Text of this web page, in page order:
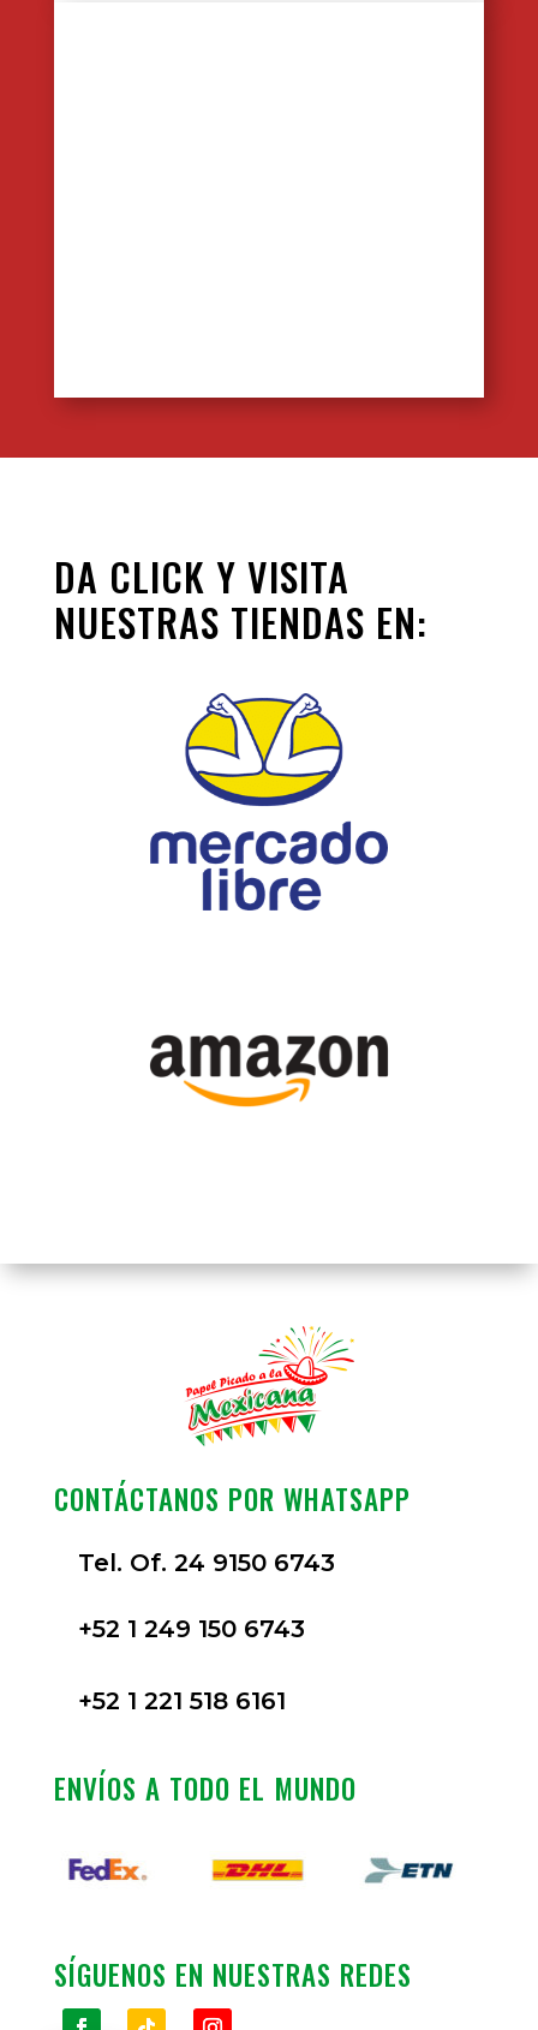
DA CLICK Y VISITA
NUESTRAS TIENDAS EN:
CONTÁCTANOS POR WHATSAPP
Tel. Of. 24 9150 6743
+52 1 249 150 6743
+52 1 221 518 6161
ENVÍOS A TODO EL MUNDO
SÍGUENOS EN NUESTRAS REDES